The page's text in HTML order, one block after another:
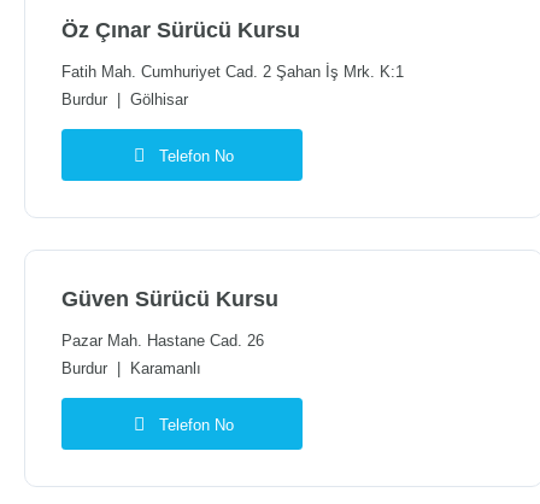
Öz Çınar Sürücü Kursu
Fatih Mah. Cumhuriyet Cad. 2 Şahan İş Mrk. K:1
Burdur
Gölhisar
Telefon No
Güven Sürücü Kursu
Pazar Mah. Hastane Cad. 26
Burdur
Karamanlı
Telefon No